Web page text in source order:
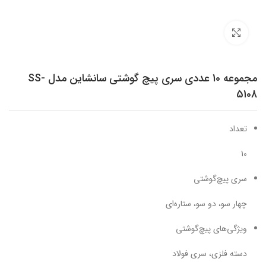
مجموعه 10 عددی سری پیچ گوشتی سانشاین مدل SS-
5108
تعداد
10
سری پیچ‌گوشتی
چهار سو، دو سو، ستاره‌ای
ویژگی‌های پیچ‌گوشتی
دسته فلزی، سری فولاد